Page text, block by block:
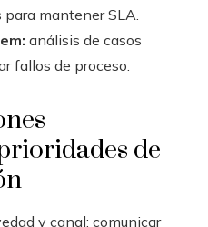
mantener SLA.
análisis de casos
fallos de proceso.
de
y canal; comunicar